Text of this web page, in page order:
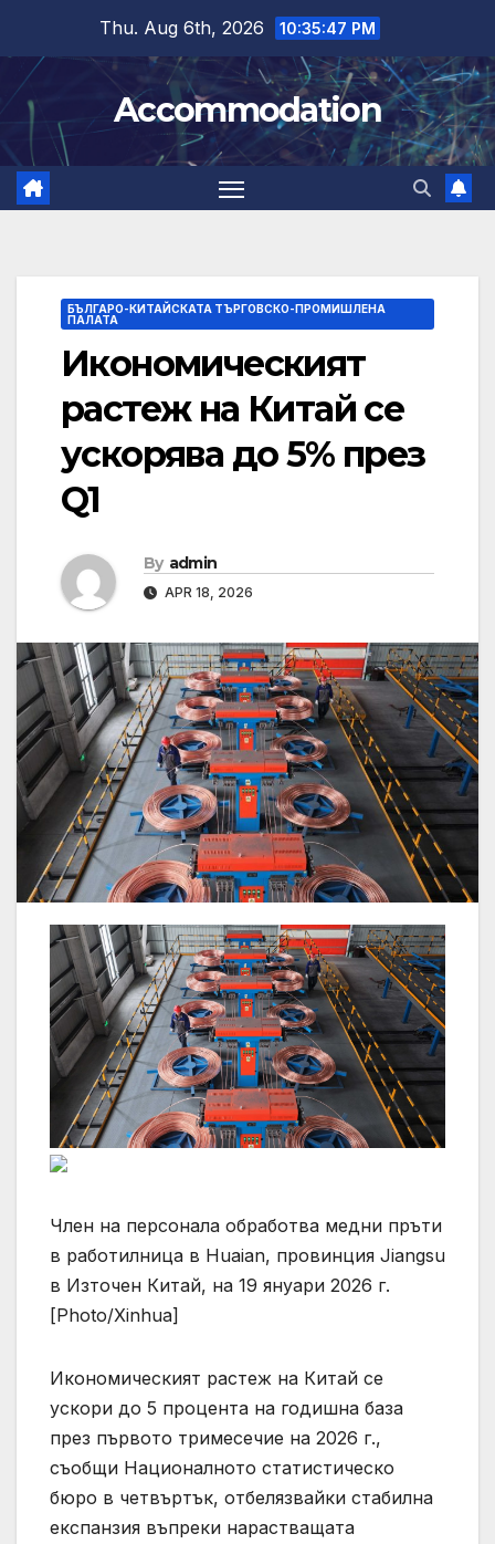
content
Thu. Aug 6th, 2026 10:35:48 PM
Accommodation
БЪЛГАРО-КИТАЙСКАТА ТЪРГОВСКО-ПРОМИШЛЕНА
ПАЛАТА
Икономическият
растеж на Китай се
ускорява до 5% през
Q1
By admin
APR 18, 2026
Член на персонала обработва медни пръти
в работилница в Huaian, провинция Jiangsu
в Източен Китай, на 19 януари 2026 г.
[Photo/Xinhua]
Икономическият растеж на Китай се
ускори до 5 процента на годишна база
през първото тримесечие на 2026 г.,
съобщи Националното статистическо
бюро в четвъртък, отбелязвайки стабилна
експанзия въпреки нарастващата